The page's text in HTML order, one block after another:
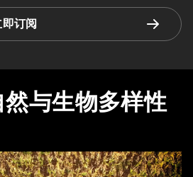
即订阅
然与生物多样性